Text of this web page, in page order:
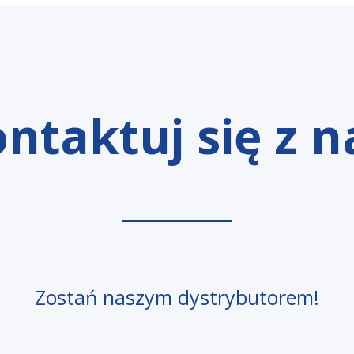
się z
Zostań naszym dystrybutorem!